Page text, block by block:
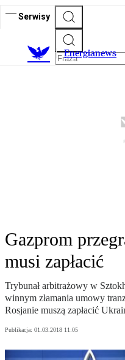
Serwisy
Energianews
Gazprom
musi zapłacić
Trybunał arbitrażowy w
winnym złamania umowy
Rosjanie muszą zapłacić
Publikacja: 01.03.2018 11:05